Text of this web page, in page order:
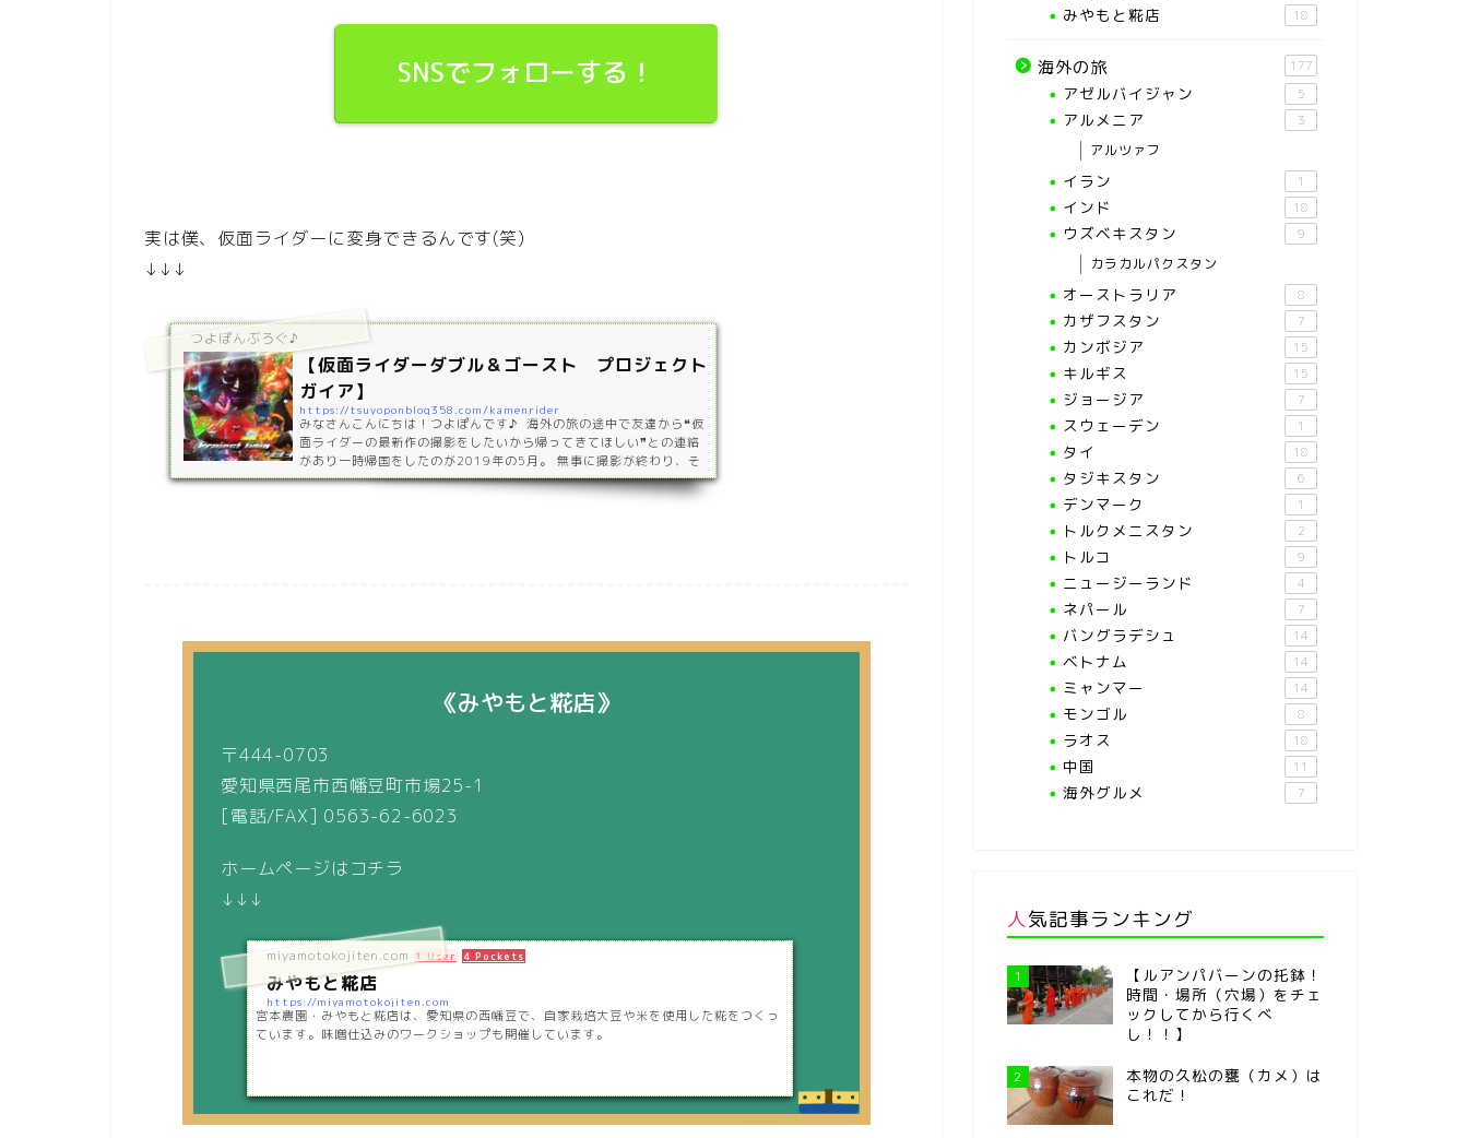
SNSでフォローする！
実は僕、仮面ライダーに変身できるんです(笑)
↓↓↓
つよぽんぶろぐ♪
【仮面ライダーダブル＆ゴースト プロジェクト
ガイア】
https://tsuyoponblog358.com/kamenrider
みなさんこんにちは！つよぽんです♪ 海外の旅の途中で友達から❝仮
面ライダーの最新作の撮影をしたいから帰ってきてほしい❞との連絡
があり一時帰国をしたのが2019年の5月。 無事に撮影が終わり、そ
こから友達が仕事で忙しい中1年以上かけて編集をしてくれ 2020年
8月11日とうとう完成しました！！https://www.youtube.com/wa
《みやもと糀店》
〒444-0703
愛知県西尾市西幡豆町市場25-1
[電話/FAX] 0563-62-6023
ホームページはコチラ
↓↓↓
miyamotokojiten.com 1 User 4 Pockets
みやもと糀店
https://miyamotokojiten.com
宮本農園・みやもと糀店は、愛知県の西幡豆で、自家栽培大豆や米を使用した糀をつくっ
ています。味噌仕込みのワークショップも開催しています。
みやもと糀店 18
海外の旅 177
アゼルバイジャン 5
アルメニア 3
アルツァフ
イラン 1
インド 18
ウズベキスタン 9
カラカルパクスタン
オーストラリア 8
カザフスタン 7
カンボジア 15
キルギス 15
ジョージア 7
スウェーデン 1
タイ 18
タジキスタン 6
デンマーク 1
トルクメニスタン 2
トルコ 9
ニュージーランド 4
ネパール 7
バングラデシュ 14
ベトナム 14
ミャンマー 14
モンゴル 8
ラオス 18
中国 11
海外グルメ 7
人気記事ランキング
1
【ルアンパバーンの托鉢！
時間・場所（穴場）をチェ
ックしてから行くべ
し！！】
2
本物の久松の甕（カメ）は
これだ！